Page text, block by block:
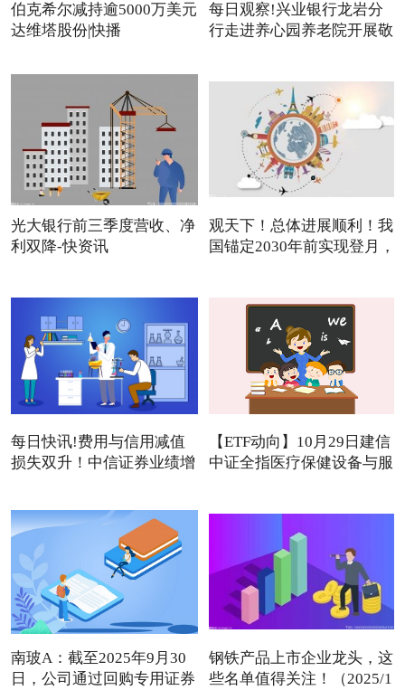
伯克希尔减持逾5000万美元
达维塔股份|快播
每日观察!兴业银行龙岩分
行走进养心园养老院开展敬
光大银行前三季度营收、净
利双降-快资讯
观天下！总体进展顺利！我
国锚定2030年前实现登月，
每日快讯!费用与信用减值
损失双升！中信证券业绩增
【ETF动向】10月29日建信
中证全指医疗保健设备与服
南玻A：截至2025年9月30
日，公司通过回购专用证券
钢铁产品上市企业龙头，这
些名单值得关注！（2025/1